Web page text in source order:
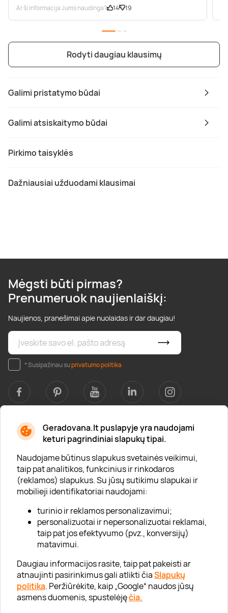
Geradovana.lt puslapyje yra naudojami
keturi pagrindiniai slapukų tipai.
Naudojame būtinus slapukus svetainės veikimui,
taip pat analitikos, funkcinius ir rinkodaros
(reklamos) slapukus. Su jūsų sutikimu slapukai ir
mobilieji identifikatoriai naudojami:
turinio ir reklamos personalizavimui;
personalizuotai ir nepersonalizuotai reklamai,
taip pat jos efektyvumo (pvz., konversijų)
matavimui.
Daugiau informacijos rasite, taip pat pakeisti ar
atnaujinti pasirinkimus gali atlikti čiaSlapukų
politika. Peržiūrėkite, kaip „Google“ naudos jūsų
asmens duomenis, spustelėjęčia.
Galimi pristatymo būdai
Galimi atsiskaitymo būdai
Pirkimo taisyklės
Dažniausiai užduodami klausimai
Ar ši informacija Jums naudinga? 14 19
Rodyti daugiau klausimų
Mėgsti būti pirmas?
Prenumeruok naujienlaiškį:
Naujienos, pranešimai apie nuolaidas ir dar daugiau!
* Susipažinau suprivatumo politika
Apie mus
Apie „Gera Dovana“
Lojalumo klubas
Karjera
Visi partneriai
Kontaktai
Tinklaraštis
Informacija